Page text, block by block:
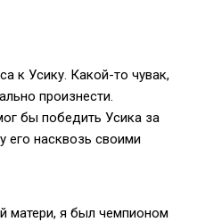
к Усику. Какой-то чувак,
произнести.
бы победить Усика за
его насквозь своими
матери, я был чемпионом